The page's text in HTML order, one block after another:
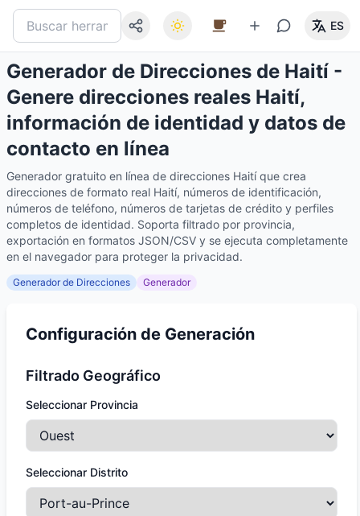
ES
Generador de Direcciones de Haití -
Genere direcciones reales Haití,
información de identidad y datos de
contacto en línea
Generador gratuito en línea de direcciones Haití que crea
direcciones de formato real Haití, números de identificación,
números de teléfono, números de tarjetas de crédito y perfiles
completos de identidad. Soporta filtrado por provincia,
exportación en formatos JSON/CSV y se ejecuta completamente
en el navegador para proteger la privacidad.
Generador de Direcciones Generador
Configuración de Generación
Filtrado Geográfico
Seleccionar Provincia
Seleccionar Distrito